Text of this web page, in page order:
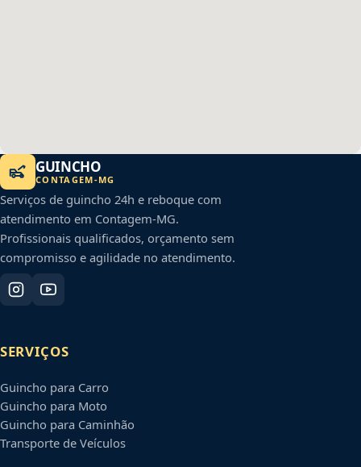
GUINCHO
CONTAGEM-MG
Serviços de guincho 24h e reboque com
atendimento em Contagem-MG.
Profissionais qualificados, orçamento sem
compromisso e agilidade no atendimento.
SERVIÇOS
Guincho para Carro
Guincho para Moto
Guincho para Caminhão
Transporte de Veículos